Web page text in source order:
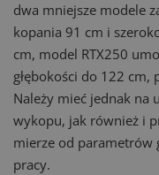
dwa mniejsze modele
kopania 91 cm i
cm, model RTX250
głębokości do 122 cm,
Należy mieć jednak na
wykopu, jak również i
mierze od parametrów
pracy.